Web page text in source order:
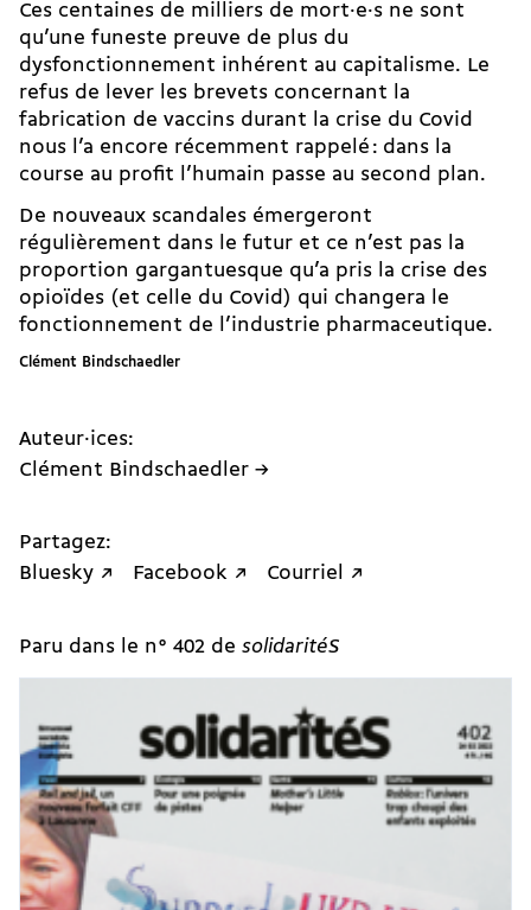
Ces centaines de milliers de mort·e·s ne sont
qu’une funeste preuve de plus du
dysfonctionnement inhérent au capitalisme. Le
refus de lever les brevets concernant la
fabrication de vaccins durant la crise du Covid
nous l’a encore récemment rappelé : dans la
course au profit l’humain passe au second plan.
De nouveaux scandales émergeront
régulièrement dans le futur et ce n’est pas la
proportion gargantuesque qu’a pris la crise des
opioïdes (et celle du Covid) qui changera le
fonctionnement de l’industrie pharmaceutique.
Clément Bindschaedler
Auteur·ices:
Clément Bindschaedler →
Partagez:
Bluesky ↗
Facebook ↗ Courriel ↗
Paru dans le n° 402 de solidaritéS